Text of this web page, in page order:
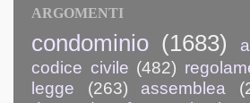
ARGOMENTI
condominio (1683)
codice civile (482)
legge
(263) assemblea